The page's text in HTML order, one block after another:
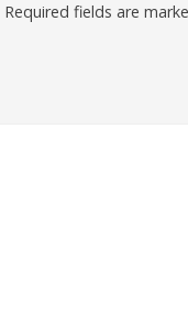
Required fields are